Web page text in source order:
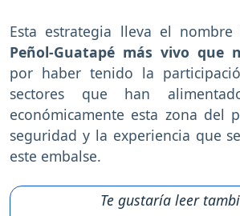
Esta estrategia lleva el nombre
Peñol-Guatapé más vivo que
por haber tenido la
sectores que han
económicamente esta zona del
seguridad y la experiencia que
este embalse.
Te gustaría leer